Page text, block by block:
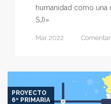
humanidad como una
SJ)»
Mar 2022
PROYECTO
6º PRIMARIA